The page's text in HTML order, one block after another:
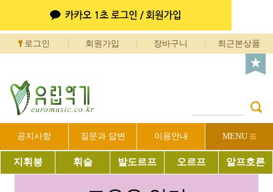
로그인 회원가입 장바구니 최근본상품
공지사항 질문과 답변 이용안내 MENU
지휘봉 휘슬 발도르프 오르프 알프호른